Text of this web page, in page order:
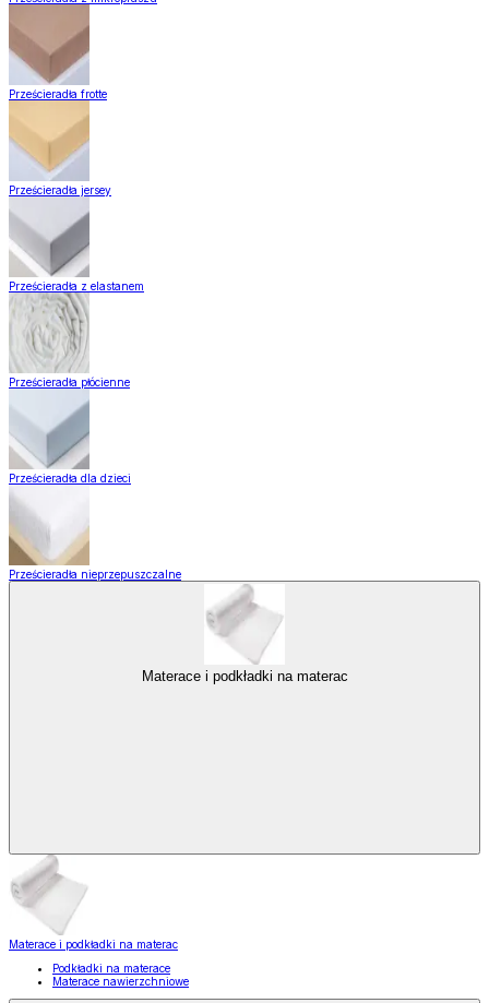
Prześcieradła frotte
Prześcieradła jersey
Prześcieradła z elastanem
Prześcieradła płócienne
Prześcieradła dla dzieci
Prześcieradła nieprzepuszczalne
Materace i podkładki na materac
Materace i podkładki na materac
Podkładki na materace
Materace nawierzchniowe